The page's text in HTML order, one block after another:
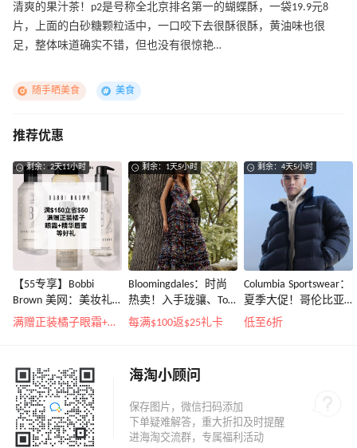
清爽的果汁茶！p2是号称全北京排名第一的蝴蝶酥，一袋19.9元8
片，上面的白砂糖颗粒适中，一口咬下去很酥很酥，黄油味也很
足，整体味道确实不错，但也没有很惊艳…
随手晒美食 美食
推荐优惠
剩余：2天11小时
【55专享】Bobbi
Brown 美网：美妆礼
遇！满$150立省$50
满赠正装橘子眼霜+精华唇蜜等好礼
剩余：1天5小时
Bloomingdales：时尚
热卖！入手珑骧、Tory
Burch、拉夫劳伦等
每满$100返$25礼卡
剩余：4天5小时
Columbia Sportswear：
夏季大促！哥伦比亚
运动热卖
低至6折
海淘小顾问